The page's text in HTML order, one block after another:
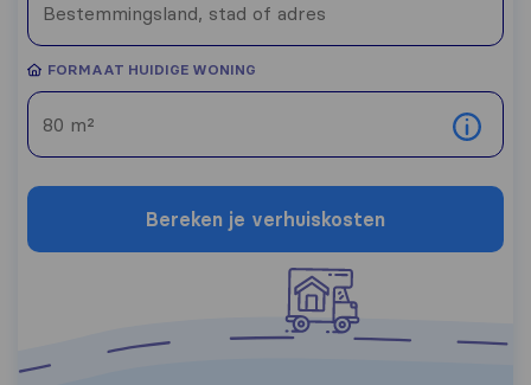
FORMAAT HUIDIGE WONING
Bereken je verhuiskosten